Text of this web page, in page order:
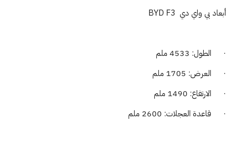
أبعاد بي واي دي BYD F3
· الطول: 4533 ملم
· العرض: 1705 ملم
· الارتفاع: 1490 ملم
· قاعدة العجلات: 2600 ملم